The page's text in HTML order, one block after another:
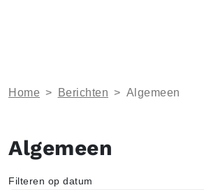
Home > Berichten > Algemeen
Algemeen
Filteren op datum